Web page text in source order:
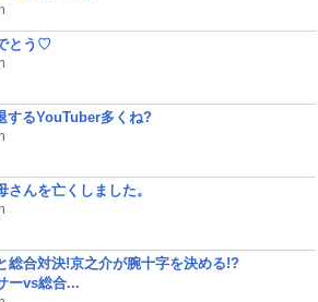
とう♡
するYouTuber多くね?
さんを亡くしました。
総合対決!京之介が腕十字を決める!?
ーvs総合...